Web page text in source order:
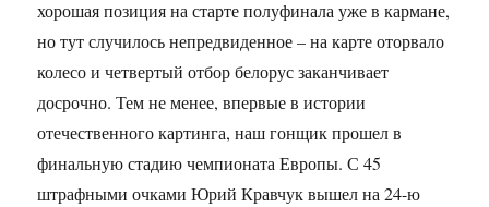
хорошая позиция на старте полуфинала уже в кармане,
но тут случилось непредвиденное – на карте оторвало
колесо и четвертый отбор белорус заканчивает
досрочно. Тем не менее, впервые в истории
отечественного картинга, наш гонщик прошел в
финальную стадию чемпионата Европы. С 45
штрафными очками Юрий Кравчук вышел на 24-ю